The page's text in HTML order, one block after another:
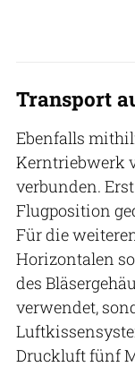
Transport
Ebenfalls
Kerntriebwerk
verbunden.
Flugposition
Für die
Horizontalen
des
verwendet,
Druckluft fünf